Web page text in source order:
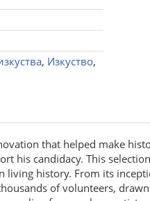
, Изкуство,
that helped make
his candidacy. This
history. From its
of volunteers,